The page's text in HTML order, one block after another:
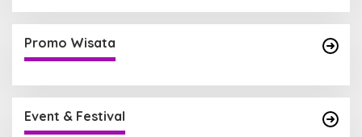
Promo Wisata
Event & Festival